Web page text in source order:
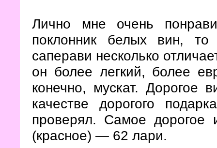
Лично мне очень
поклонник белых вин, то
саперави несколько
он более легкий, более
конечно, мускат. Дорогое
качестве дорогого
проверял. Самое дорогое
(красное) — 62 лари.